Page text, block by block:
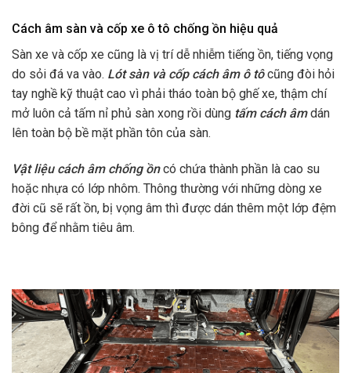
Cách âm sàn và cốp xe ô tô chống ồn hiệu quả
Sàn xe và cốp xe cũng là vị trí dễ nhiễm tiếng ồn, tiếng vọng
do sỏi đá va vào. Lót sàn và cốp cách âm ô tôcũng đòi hỏi
tay nghề kỹ thuật cao vì phải tháo toàn bộ ghế xe, thậm chí
mở luôn cả tấm nỉ phủ sàn xong rồi dùng tấm cách âmdán
lên toàn bộ bề mặt phần tôn của sàn.
Vật liệu cách âm chống ồncó chứa thành phần là cao su
hoặc nhựa có lớp nhôm. Thông thường với những dòng xe
đời cũ sẽ rất ồn, bị vọng âm thì được dán thêm một lớp đệm
bông để nhằm tiêu âm.